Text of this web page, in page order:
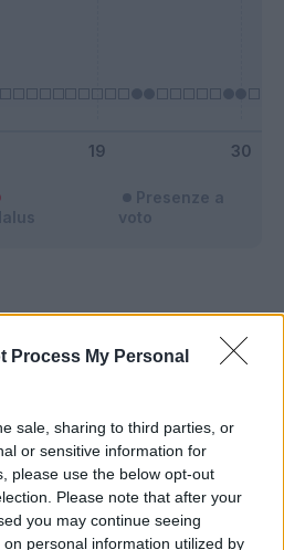
Process My Personal
sale, sharing to third parties, or
or sensitive information for
please use the below opt-out
Please note that after your
you may continue seeing
personal information utilized by
Presenze a
voto